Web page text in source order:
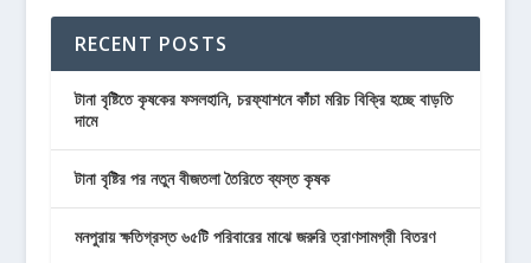
RECENT POSTS
টানা বৃষ্টিতে কৃষকের ফসলহানি, চরফ্যাশনে কাঁচা মরিচ বিক্রি হচ্ছে বাড়তি
দামে
টানা বৃষ্টির পর নতুন বীজতলা তৈরিতে ব্যস্ত কৃষক
মনপুরায় ক্ষতিগ্রস্ত ৬৫টি পরিবারের মাঝে জরুরি ত্রাণসামগ্রী বিতরণ